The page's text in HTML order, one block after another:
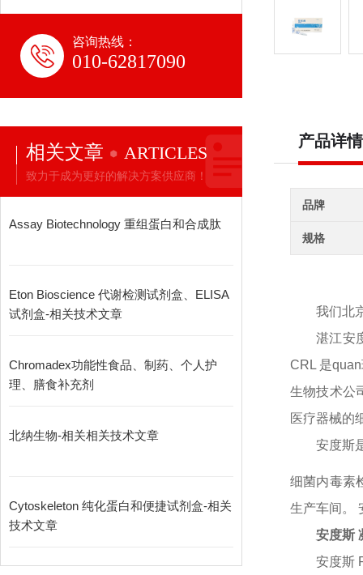
咨询热线：
010-62817090
相关文章 ARTICLES
致力于成为更好的解决方案供应商！
Assay Biotechnology 重组蛋白和合成肽
Eton Bioscience 代谢检测试剂盒、ELISA
试剂盒-相关技术文章
Chromadex功能性食品、制药、个人护
理、膳食补充剂
北纳生物-相关相关技术文章
Cytoskeleton 纯化蛋白和便捷试剂盒-相关
技术文章
产品详情
品牌
规格
我们北
湛江安
CRL 是
生物技术公
医疗器械的
安度斯
细菌内毒素
生产车间。
安度斯
安度斯